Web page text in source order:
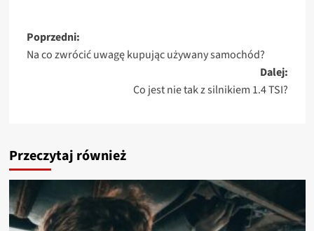
Zobacz
wpisy
Poprzedni:
Na co zwrócić uwagę kupując używany samochód?
Dalej:
Co jest nie tak z silnikiem 1.4 TSI?
Przeczytaj również